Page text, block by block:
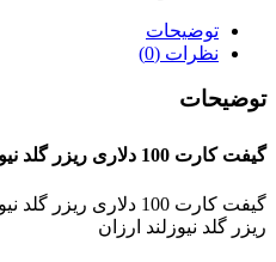
ریزر
عدد
توضیحات
نظرات (0)
توضیحات
گیفت کارت 100 دلاری ریزر گلد نیوزلند
ریزر گلد نیوزلند ارزان